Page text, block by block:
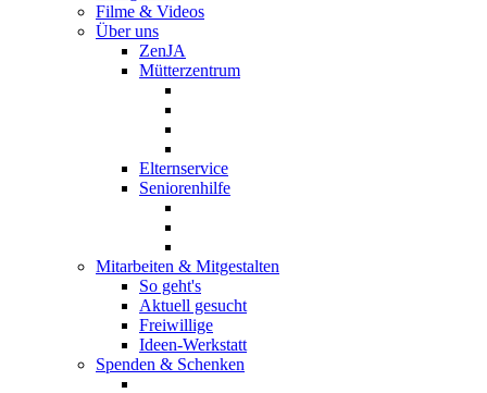
Filme & Videos
Über uns
ZenJA
Mütterzentrum
Elternservice
Seniorenhilfe
Mitarbeiten & Mitgestalten
So geht's
Aktuell gesucht
Freiwillige
Ideen-Werkstatt
Spenden & Schenken